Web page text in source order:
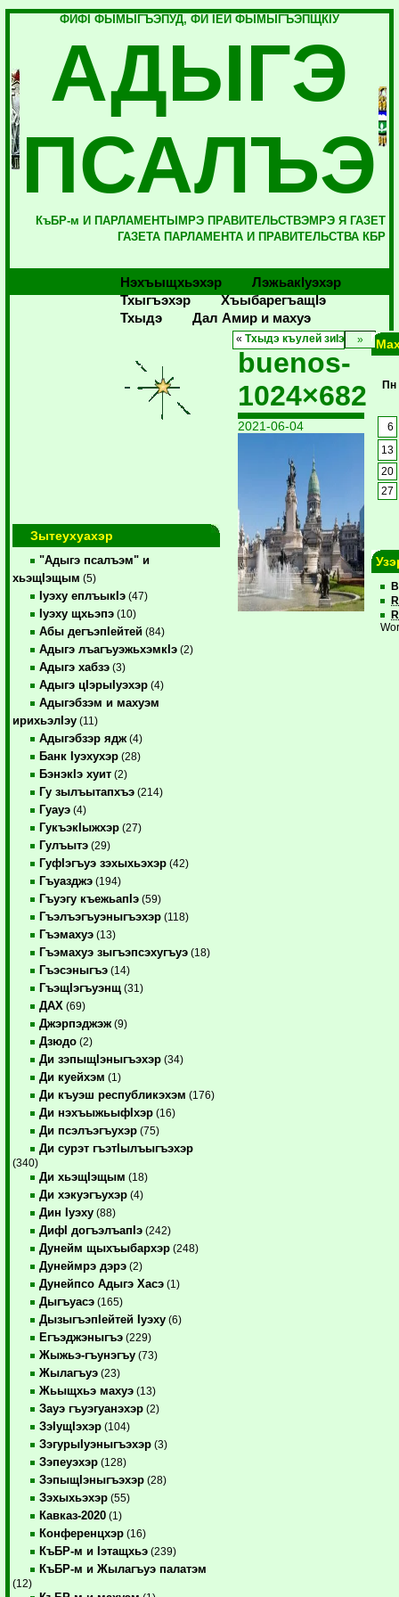
ФИФI ФЫМЫГЪЭПУД, ФИ IЕЙ ФЫМЫГЪЭПЩКIУ
АДЫГЭ
ПСАЛЪЭ
КъБР-м И ПАРЛАМЕНТЫМРЭ ПРАВИТЕЛЬСТВЭМРЭ Я ГАЗЕТ
ГАЗЕТА ПАРЛАМЕНТА И ПРАВИТЕЛЬСТВА КБР
Нэхъыщхьэхэр
Лэжьакlуэхэр
Тхыгъэхэр
Хъыбарегъащlэ
Тхыдэ
Дал Амир и махуэ
Зытеухуахэр
"Адыгэ псалъэм" и
хьэщIэщым (5)
Iуэху еплъыкIэ (47)
Iуэху щхьэпэ (10)
Абы дегъэпIейтей (84)
Адыгэ лъагъуэжьхэмкIэ (2)
Адыгэ хабзэ (3)
Адыгэ цIэрыIуэхэр (4)
Адыгэбзэм и махуэм
ирихьэлIэу (11)
Адыгэбзэр ядж (4)
Банк Iуэхухэр (28)
БэнэкIэ хуит (2)
Гу зылъытапхъэ (214)
Гуауэ (4)
ГукъэкIыжхэр (27)
Гулъытэ (29)
ГуфIэгъуэ зэхыхьэхэр (42)
Гъуазджэ (194)
Гъуэгу къежьапIэ (59)
Гъэлъэгъуэныгъэхэр (118)
Гъэмахуэ (13)
Гъэмахуэ зыгъэпсэхугъуэ (18)
Гъэсэныгъэ (14)
ГъэщIэгъуэнщ (31)
ДАХ (69)
Джэрпэджэж (9)
Дзюдо (2)
Ди зэпыщIэныгъэхэр (34)
Ди куейхэм (1)
Ди къуэш республикэхэм (176)
Ди нэхъыжьыфIхэр (16)
Ди псэлъэгъухэр (75)
Ди сурэт гъэтIылъыгъэхэр
(340)
Ди хьэщIэщым (18)
Ди хэкуэгъухэр (4)
Дин Iуэху (88)
ДифI догъэлъапIэ (242)
Дунейм щыхъыбархэр (248)
Дунеймрэ дэрэ (2)
Дунейпсо Адыгэ Хасэ (1)
Дыгъуасэ (165)
ДызыгъэпIейтей Iуэху (6)
Егъэджэныгъэ (229)
Жыжьэ-гъунэгъу (73)
Жылагъуэ (23)
Жьыщхьэ махуэ (13)
Зауэ гъуэгуанэхэр (2)
ЗэIущIэхэр (104)
ЗэгурыIуэныгъэхэр (3)
Зэпеуэхэр (128)
ЗэпыщIэныгъэхэр (28)
Зэхыхьэхэр (55)
Кавказ-2020 (1)
Конференцхэр (16)
КъБР-м и Iэтащхьэ (239)
КъБР-м и Жылагъуэ палатэм
(12)
«Тхыдэ къулей зиIэ
buenos-
1024×682
2021-06-04
Пн
6
13
20
27